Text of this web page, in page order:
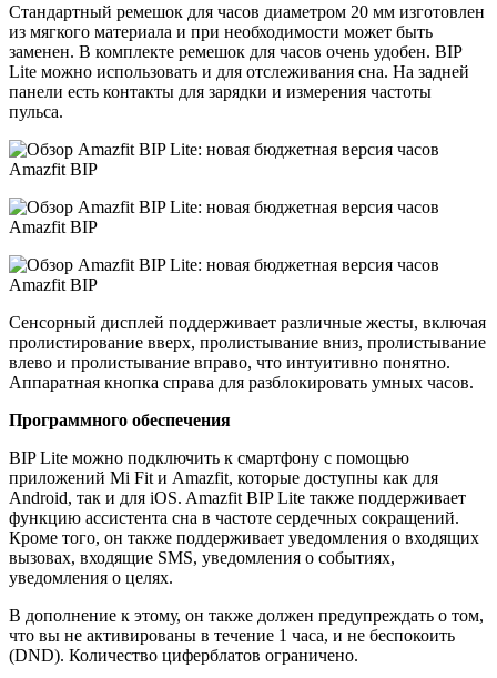
Стандартный ремешок для часов диаметром 20 мм изготовлен
из мягкого материала и при необходимости может быть
заменен. В комплекте ремешок для часов очень удобен. BIP
Lite можно использовать и для отслеживания сна. На задней
панели есть контакты для зарядки и измерения частоты
пульса.
Сенсорный дисплей поддерживает различные жесты, включая
пролистирование вверх, пролистывание вниз, пролистывание
влево и пролистывание вправо, что интуитивно понятно.
Аппаратная кнопка справа для разблокировать умных часов.
Программного обеспечения
BIP Lite можно подключить к смартфону с помощью
приложений Mi Fit и Amazfit, которые доступны как для
Android, так и для iOS. Amazfit BIP Lite также поддерживает
функцию ассистента сна в частоте сердечных сокращений.
Кроме того, он также поддерживает уведомления о входящих
вызовах, входящие SMS, уведомления о событиях,
уведомления о целях.
В дополнение к этому, он также должен предупреждать о том,
что вы не активированы в течение 1 часа, и не беспокоить
(DND). Количество циферблатов ограничено.